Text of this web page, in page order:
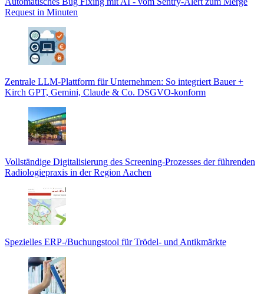
Request in Minuten
Zentrale LLM-Plattform für Unternehmen: So integriert Bauer +
Kirch GPT, Gemini, Claude & Co. DSGVO-konform
Vollständige Digitalisierung des Screening-Prozesses der führenden
Radiologiepraxis in der Region Aachen
Spezielles ERP-/Buchungstool für Trödel- und Antikmärkte